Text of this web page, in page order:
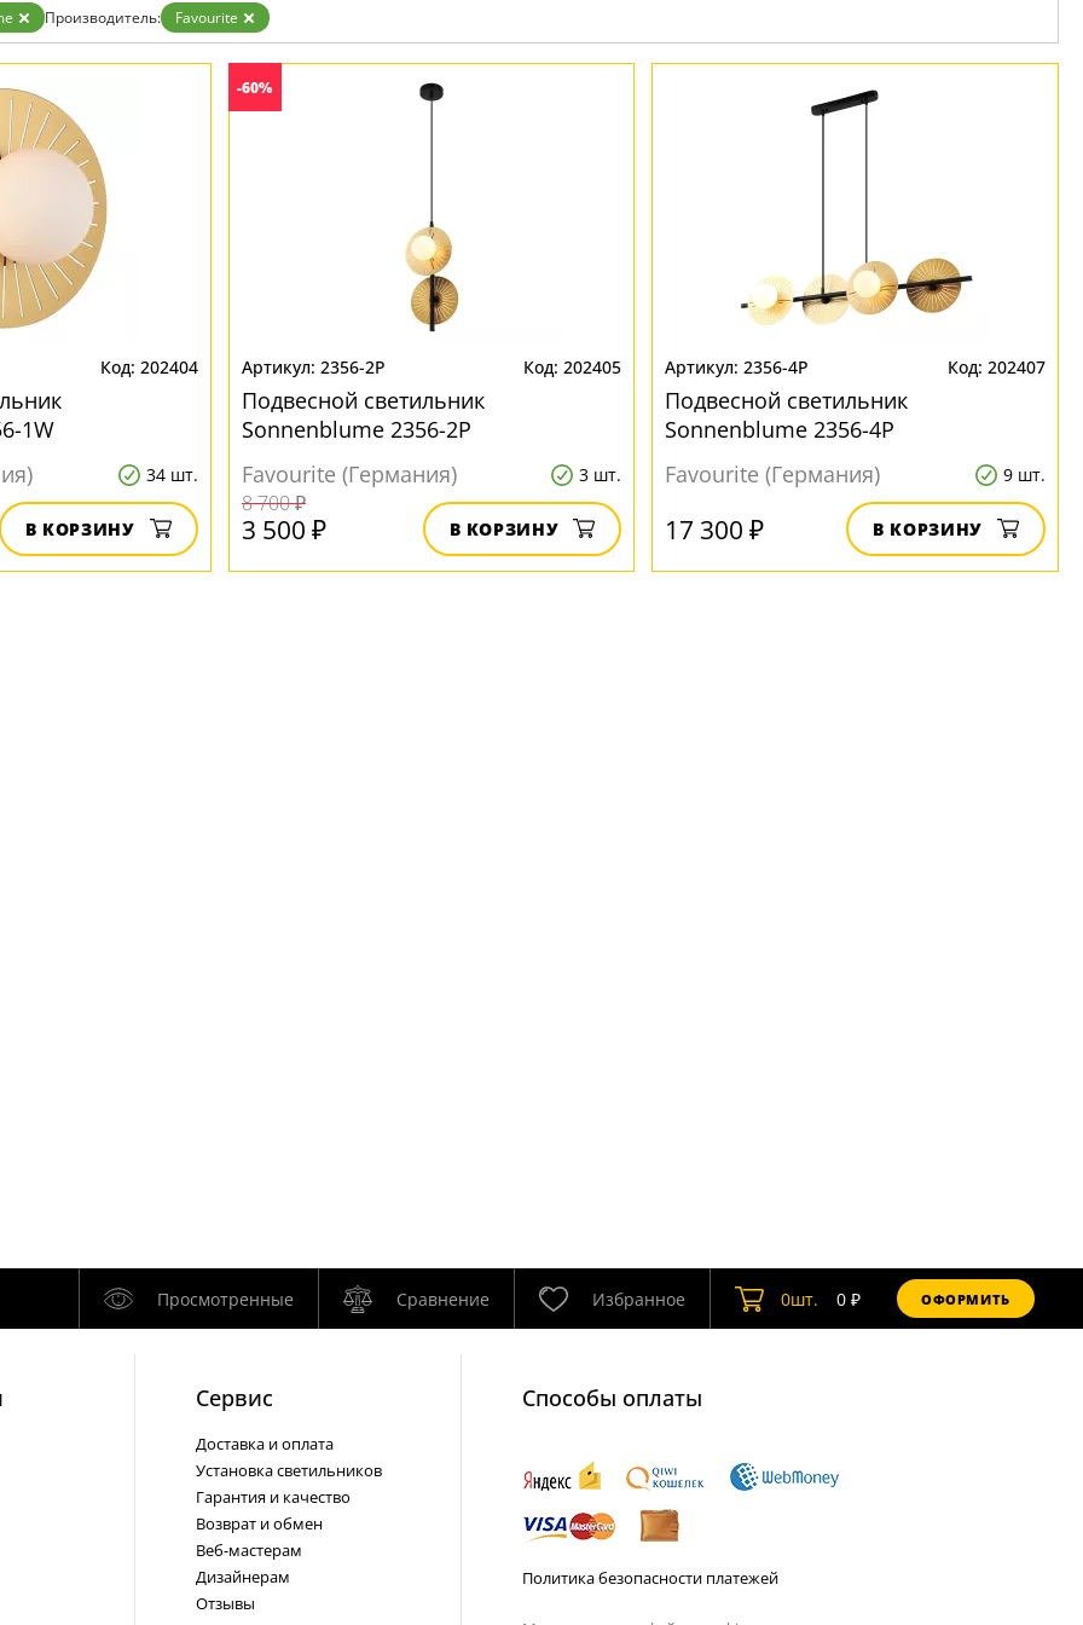
Бронза
Золото
Прозрачные
Производитель: Favourite
202404
1W
34 шт.
В КОРЗИНУ
-60%
2356-2P 202405
Подвесной светильник
Sonnenblume 2356-2P
Favourite (Германия)
3 шт.
8 700 ₽
3 500 ₽ В КОРЗИНУ
2356-4P 202407
Подвесной светильник
Sonnenblume 2356-4P
Favourite (Германия)
9 шт.
17 300 ₽ В КОРЗИНУ
Просмотренные Сравнение Избранное 0шт. 0₽ ОФОРМИТЬ
Cервис
Доставка и оплата
Установка светильников
Гарантия и качество
Возврат и обмен
Веб-мастерам
Дизайнерам
Отзывы
Способы оплаты
Политика безопасности платежей